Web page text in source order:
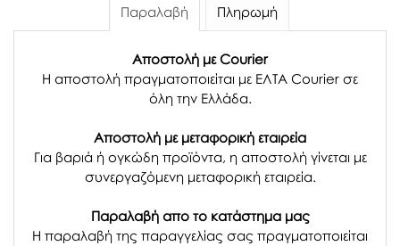
Παραλαβή Πληρωμή
Αποστολή με Courier
Η αποστολή πραγματοποιείται με ΕΛΤΑ Courier σε
όλη την Ελλάδα.
Αποστολή με μεταφορική εταιρεία
Για βαριά ή ογκώδη προϊόντα, η αποστολή γίνεται με
συνεργαζόμενη μεταφορική εταιρεία.
Παραλαβή απο το κατάστημα μας
H παραλαβή της παραγγελίας σας πραγματοποιείται